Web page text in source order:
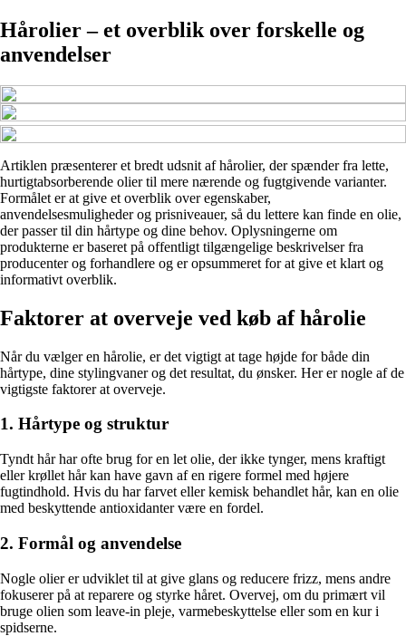
Hårolier – et overblik over forskelle og
anvendelser
Artiklen præsenterer et bredt udsnit af hårolier, der spænder fra lette,
hurtigtabsorberende olier til mere nærende og fugtgivende varianter.
Formålet er at give et overblik over egenskaber,
anvendelsesmuligheder og prisniveauer, så du lettere kan finde en olie,
der passer til din hårtype og dine behov. Oplysningerne om
produkterne er baseret på offentligt tilgængelige beskrivelser fra
producenter og forhandlere og er opsummeret for at give et klart og
informativt overblik.
Faktorer at overveje ved køb af hårolie
Når du vælger en hårolie, er det vigtigt at tage højde for både din
hårtype, dine stylingvaner og det resultat, du ønsker. Her er nogle af de
vigtigste faktorer at overveje.
1. Hårtype og struktur
Tyndt hår har ofte brug for en let olie, der ikke tynger, mens kraftigt
eller krøllet hår kan have gavn af en rigere formel med højere
fugtindhold. Hvis du har farvet eller kemisk behandlet hår, kan en olie
med beskyttende antioxidanter være en fordel.
2. Formål og anvendelse
Nogle olier er udviklet til at give glans og reducere frizz, mens andre
fokuserer på at reparere og styrke håret. Overvej, om du primært vil
bruge olien som leave-in pleje, varmebeskyttelse eller som en kur i
spidserne.